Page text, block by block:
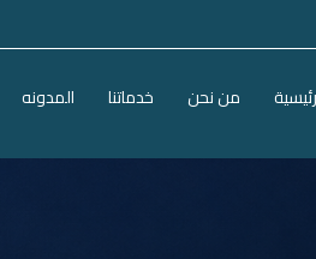
من نحن خدماتنا المدونه